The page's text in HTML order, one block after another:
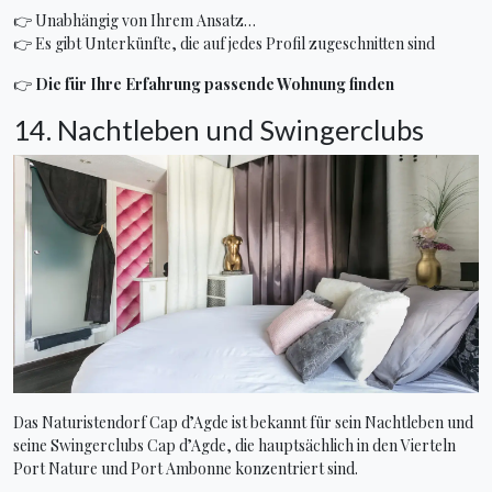
👉 Unabhängig von Ihrem Ansatz…
👉 Es gibt Unterkünfte, die auf jedes Profil zugeschnitten sind
👉 Die für Ihre Erfahrung passende Wohnung finden
14. Nachtleben und Swingerclubs
Das Naturistendorf Cap d’Agde ist bekannt für sein Nachtleben und
seine Swingerclubs Cap d’Agde, die hauptsächlich in den Vierteln
Port Nature und Port Ambonne konzentriert sind.